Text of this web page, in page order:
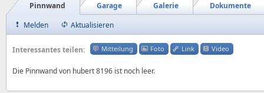
Dokumente
Galerie
Garage
Pinnwand
Melden
Aktualisieren
Interessantes teilen: Mitteilung Foto Link Video
Die Pinnwand von hubert 8196 ist noch leer.